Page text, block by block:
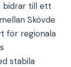
bidrar till ett
Skövde
för regionala
stabila